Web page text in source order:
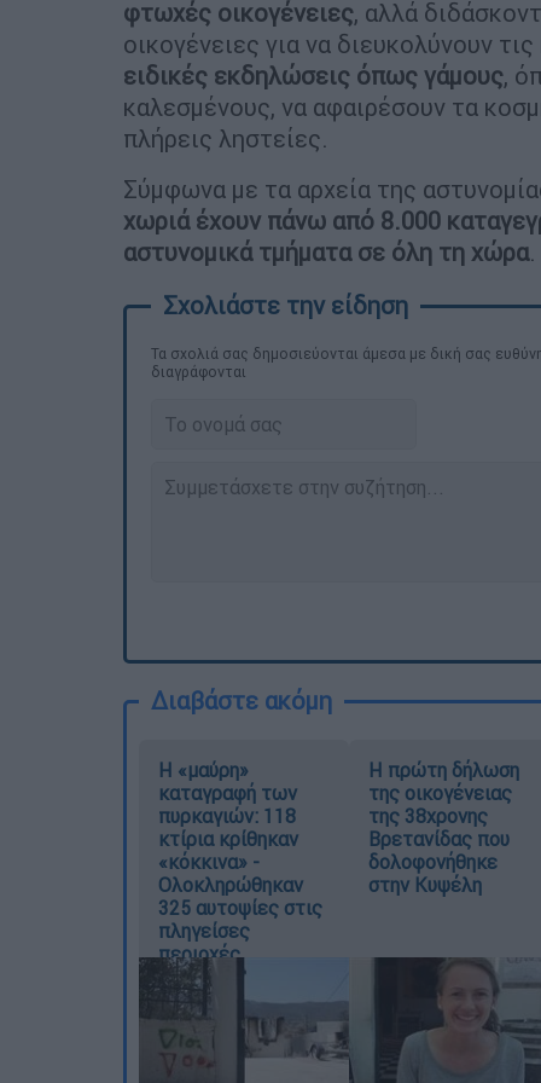
φτωχές οικογένειες, αλλά
οικογένειες για να διευκολύνουν
ειδικές εκδηλώσεις όπως γάμους,
καλεσμένους, να αφαιρέσουν τα
πλήρεις ληστείες.
Σύμφωνα με τα αρχεία της
χωριά έχουν πάνω από 8.000
αστυνομικά τμήματα σε όλη τη χώρα.
Τα σχολιά σας δημοσιεύονται άμεσα με δική σας
διαγράφονται
Διαβάστε ακόμη
Η «μαύρη»
καταγραφή των
πυρκαγιών: 118
κτίρια κρίθηκαν
«κόκκινα» -
Ολοκληρώθηκαν
325 αυτοψίες στις
πληγείσες
περιοχές
Η πρώτη δήλωση
της οικογένειας
της 38χρονης
Βρετανίδας που
δολοφονήθηκε
στην Κυψέλη